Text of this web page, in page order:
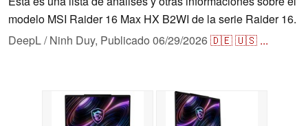
modelo MSI Raider 16 Max HX B2WI de la serie Raider 16.
DeepL / Ninh Duy, Publicado 06/29/2026🇩🇪🇺🇸 ...